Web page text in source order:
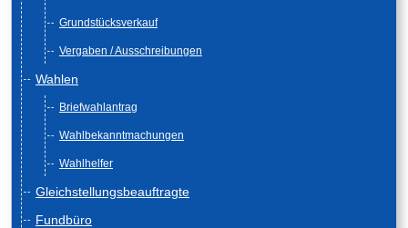
Grundstücksverkauf
Vergaben / Ausschreibungen
Wahlen
Briefwahlantrag
Wahlbekanntmachungen
Wahlhelfer
Gleichstellungsbeauftragte
Fundbüro